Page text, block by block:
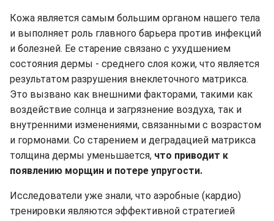
Кожа является самым большим органом нашего тела
и выполняет роль главного барьера против инфекций
и болезней. Ее старение связано с ухудшением
состояния дермы - среднего слоя кожи, что является
результатом разрушения внеклеточного матрикса.
Это вызвано как внешними факторами, такими как
воздействие солнца и загрязнение воздуха, так и
внутренними изменениями, связанными с возрастом
и гормонами. Со старением и деградацией матрикса
толщина дермы уменьшается, что приводит к
появлению морщин и потере упругости.
Исследователи уже знали, что аэробные (кардио)
тренировки являются эффективной стратегией